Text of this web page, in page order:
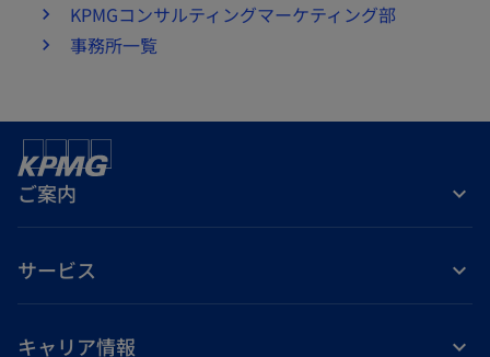
KPMGコンサルティングマーケティング部
事務所一覧
ご案内
サービス
キャリア情報